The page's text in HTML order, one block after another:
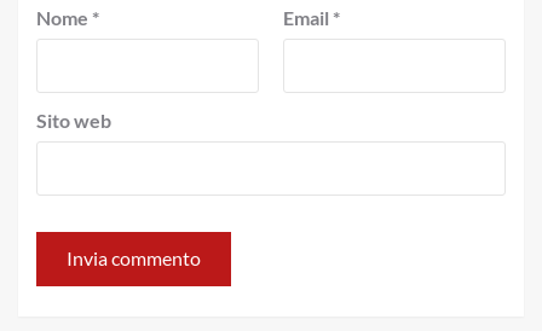
Nome * Email *
Sito web